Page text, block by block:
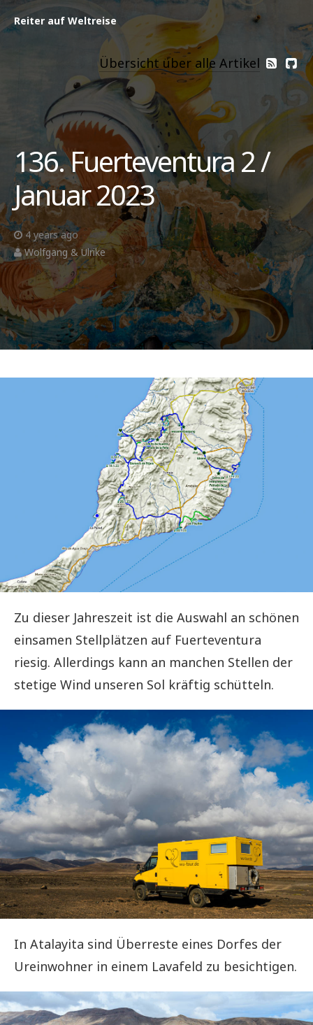
Reiter auf Weltreise
Übersicht über alle Artikel
136. Fuerteventura 2 /
Januar 2023
4 years ago
Wolfgang & Ulrike
Zu dieser Jahreszeit ist die Auswahl an schönen
einsamen Stellplätzen auf Fuerteventura
riesig. Allerdings kann an manchen Stellen der
stetige Wind unseren Sol kräftig schütteln.
In Atalayita sind Überreste eines Dorfes der
Ureinwohner in einem Lavafeld zu besichtigen.